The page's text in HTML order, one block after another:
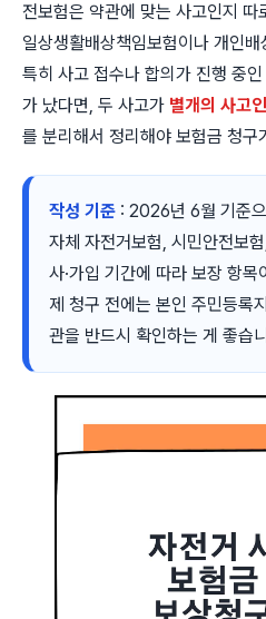
전보험은 약관에 맞는 사고인지 따
일상생활배상책임보험이나 개인
특히 사고 접수나 합의가 진행 중
가 났다면, 두 사고가 별개의 사고
를 분리해서 정리해야 보험금 청구
작성 기준 : 2026년 6월 기준
자체 자전거보험, 시민안전보
사·가입 기간에 따라 보장 항
제 청구 전에는 본인 주민등록
관을 반드시 확인하는 게 좋습